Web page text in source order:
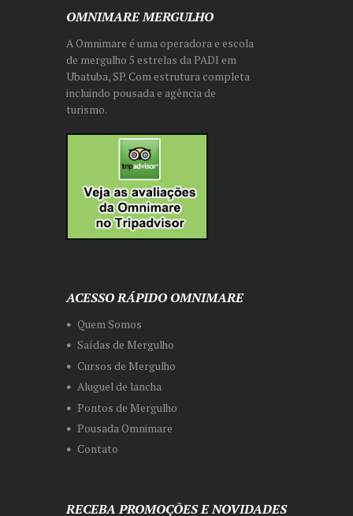
OMNIMARE MERGULHO
A Omnimare é uma operadora e escola
de mergulho 5 estrelas da PADI em
Ubatuba, SP. Com estrutura completa
incluindo pousada e agência de
turismo.
ACESSO RÁPIDO OMNIMARE
Quem Somos
Saídas de Mergulho
Cursos de Mergulho
Aluguel de lancha
Pontos de Mergulho
Pousada Omnimare
Contato
RECEBA PROMOÇÕES E NOVIDADES